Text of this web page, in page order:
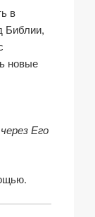
в
Библии,
новые
Его